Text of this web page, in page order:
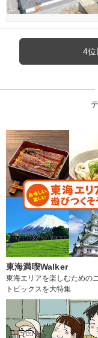
4位
東海満喫Walker
東海エリアを楽しむための
トピックスを大特集